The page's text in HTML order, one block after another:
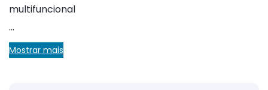
multifuncional
…
Mostrar mais